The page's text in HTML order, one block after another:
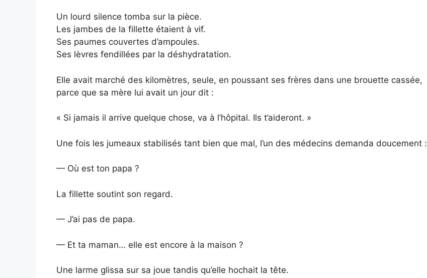
Un lourd silence tomba sur la pièce.
Les jambes de la fillette étaient à vif.
Ses paumes couvertes d’ampoules.
Ses lèvres fendillées par la déshydratation.
Elle avait marché des kilomètres, seule, en poussant ses frères dans une brouette cassée,
parce que sa mère lui avait un jour dit :
« Si jamais il arrive quelque chose, va à l’hôpital. Ils t’aideront. »
Une fois les jumeaux stabilisés tant bien que mal, l’un des médecins demanda doucement :
— Où est ton papa ?
La fillette soutint son regard.
— J’ai pas de papa.
— Et ta maman… elle est encore à la maison ?
Une larme glissa sur sa joue tandis qu’elle hochait la tête.